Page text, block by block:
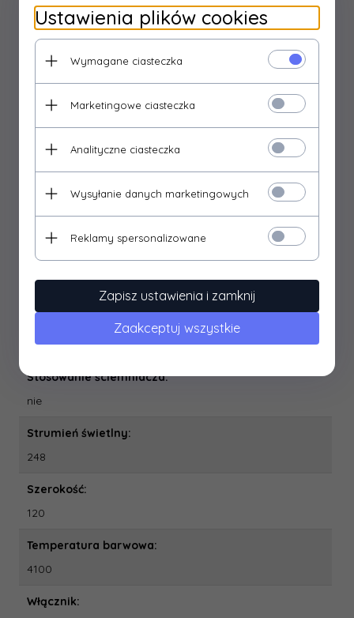
niebieski
Materiał:
stal nierdzewna, ABS
Minimalna odległość od oświetlanego obiektu:
Moc:
4 W
Regulacja kierunku świecenia:
Stosowanie na zewnątrz:
nie
Stosowanie ściemniacza:
nie
Strumień świetlny:
248
Szerokość:
120
Temperatura barwowa:
4100
Włącznik:
Ustawienia plików cookies
Wymagane ciasteczka
Marketingowe ciasteczka
Analityczne ciasteczka
Wysyłanie danych marketingowych
Reklamy spersonalizowane
Zapisz ustawienia i zamknij
Zaakceptuj wszystkie